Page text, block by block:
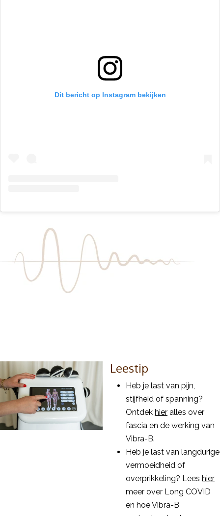
Dit bericht op Instagram bekijken
Leestip
Heb je last van pijn,
stijfheid of spanning?
Ontdek hier alles over
fascia en de werking van
Vibra-B.
Heb je last van langdurige
vermoeidheid of
overprikkeling? Lees hier
meer over Long COVID
en hoe Vibra-B